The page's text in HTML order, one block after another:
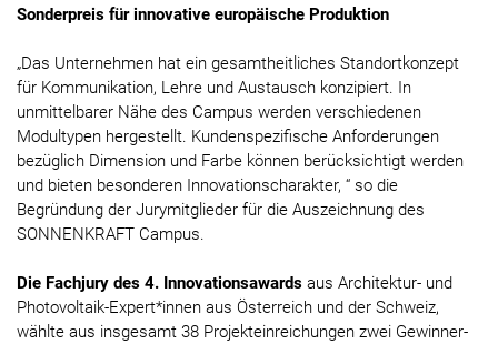
Sonderpreis für innovative europäische Produktion
„Das Unternehmen hat ein gesamtheitliches Standortkonzept
für Kommunikation, Lehre und Austausch konzipiert. In
unmittelbarer Nähe des Campus werden verschiedenen
Modultypen hergestellt. Kundenspezifische Anforderungen
bezüglich Dimension und Farbe können berücksichtigt werden
und bieten besonderen Innovationscharakter, “ so die
Begründung der Jurymitglieder für die Auszeichnung des
SONNENKRAFT Campus.
Die Fachjury des 4. Innovationsawards aus Architektur- und
Photovoltaik-Expert*innen aus Österreich und der Schweiz,
wählte aus insgesamt 38 Projekteinreichungen zwei Gewinner-